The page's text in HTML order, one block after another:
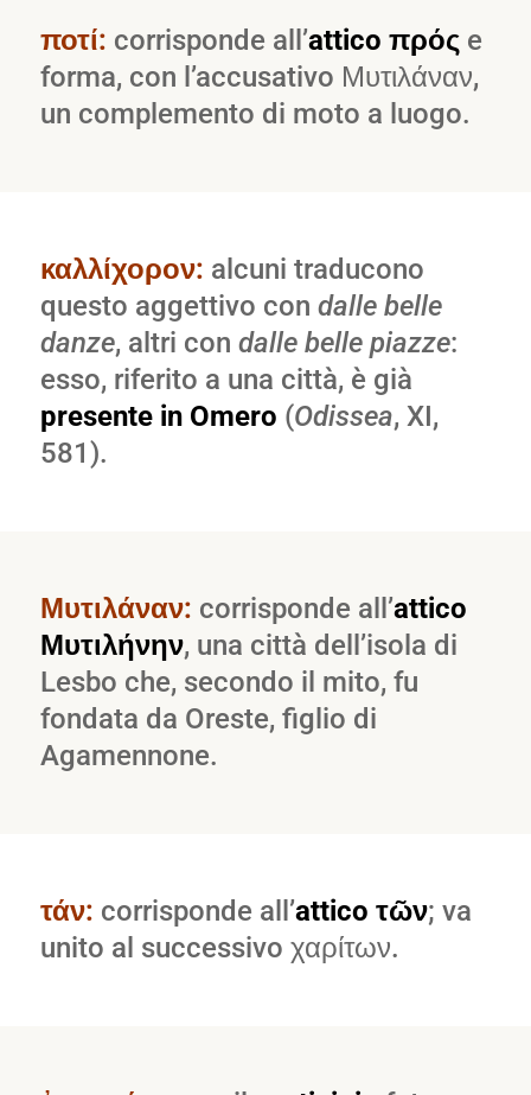
ποτί: corrisponde all’attico πρός e
forma, con l’accusativo Μυτιλάναν,
un complemento di moto a luogo.
καλλίχορον: alcuni traducono
questo aggettivo con dalle belle
danze, altri con dalle belle piazze:
esso, riferito a una città, è già
presente in Omero (Odissea, XI,
581).
Μυτιλάναν: corrisponde all’attico
Μυτιλήνην, una città dell’isola di
Lesbo che, secondo il mito, fu
fondata da Oreste, figlio di
Agamennone.
τάν: corrisponde all’attico τῶν; va
unito al successivo χαρίτων.